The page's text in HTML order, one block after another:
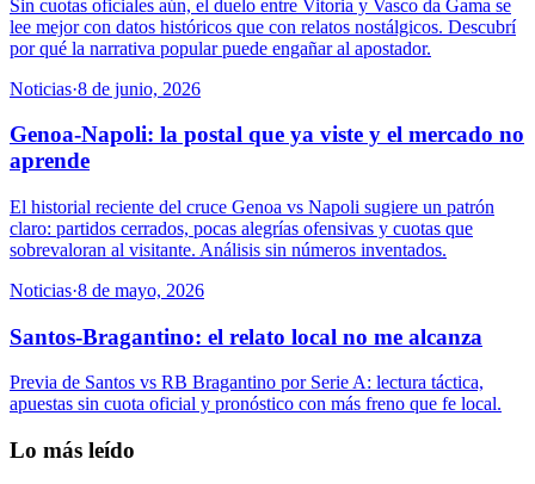
Sin cuotas oficiales aún, el duelo entre Vitoria y Vasco da Gama se
lee mejor con datos históricos que con relatos nostálgicos. Descubrí
por qué la narrativa popular puede engañar al apostador.
Noticias·8 de junio, 2026
Genoa-Napoli: la postal que ya viste y el mercado no
aprende
El historial reciente del cruce Genoa vs Napoli sugiere un patrón
claro: partidos cerrados, pocas alegrías ofensivas y cuotas que
sobrevaloran al visitante. Análisis sin números inventados.
Noticias·8 de mayo, 2026
Santos-Bragantino: el relato local no me alcanza
Previa de Santos vs RB Bragantino por Serie A: lectura táctica,
apuestas sin cuota oficial y pronóstico con más freno que fe local.
Lo más leído